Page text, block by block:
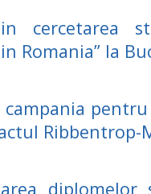
cercetarea
Romania” la
pentru
Ribbentrop-
diplomelor